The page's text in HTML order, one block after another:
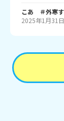
こあ ＃外寒
2025年1月31日